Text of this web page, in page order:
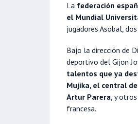
La federación
el Mundial
jugadores Asobal,
Bajo la dirección de
deportivo del Gijon
talentos que ya
Mujika, el central
Artur Parera, y
francesa.